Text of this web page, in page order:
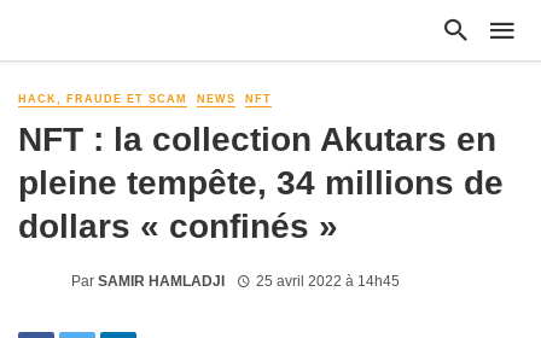
HACK, FRAUDE ET SCAM NEWS NFT
NFT : la collection Akutars en
pleine tempête, 34 millions de
dollars « confinés »
Par SAMIR HAMLADJI 25 avril 2022 à 14h45